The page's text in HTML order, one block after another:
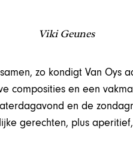
Viki Geunes
zo kondigt Van Oys
composities en een
en de
gerechten, plus